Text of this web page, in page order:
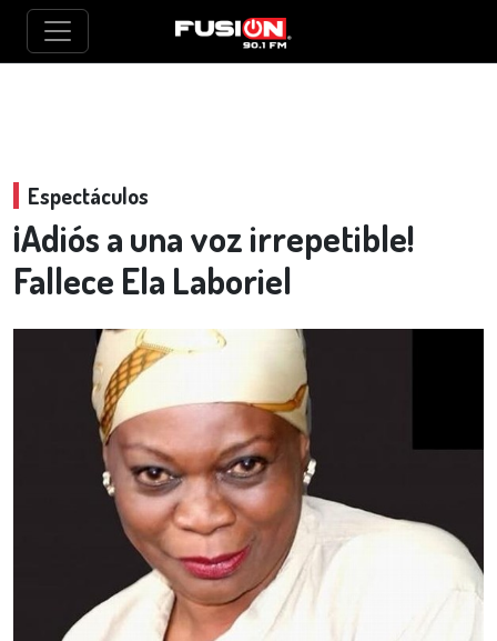
Espectáculos
¡Adiós a una voz irrepetible!
Fallece Ela Laboriel